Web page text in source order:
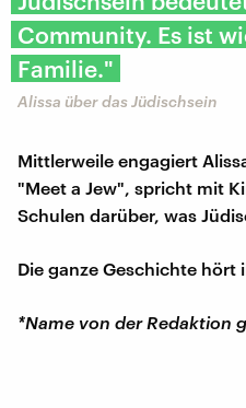
Community. Es ist
Familie."
Alissa über das Jüdischsein
Mittlerweile engagiert
"Meet a Jew", spricht mit
Schulen darüber, was
Die ganze Geschichte hört
*Name von der Redaktion